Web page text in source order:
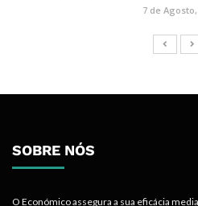
7 de Agosto,
SOBRE NÓS
O Económico assegura a sua eficácia